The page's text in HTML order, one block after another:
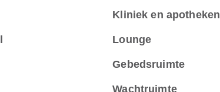
Kliniek en apotheken
Lounge
Gebedsruimte
Wachtruimte